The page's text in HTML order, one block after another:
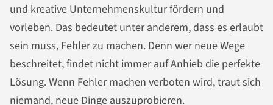
und kreative Unternehmenskultur fördern und
vorleben. Das bedeutet unter anderem, dass es erlaubt
sein muss, Fehler zu machen. Denn wer neue Wege
beschreitet, findet nicht immer auf Anhieb die perfekte
Lösung. Wenn Fehler machen verboten wird, traut sich
niemand, neue Dinge auszuprobieren.